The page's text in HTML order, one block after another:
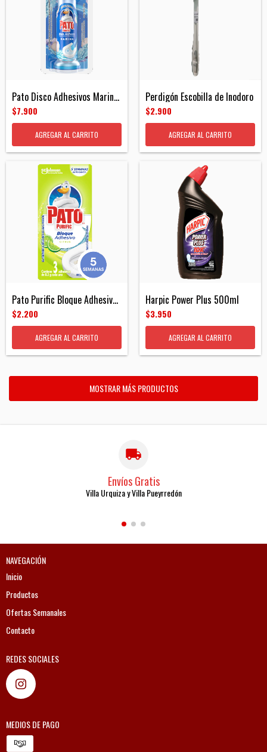
Pato Disco Adhesivos Marina Repuesto
$7.900
Perdigón Escobilla de Inodoro
$2.900
Pato Purific Bloque Adhesivo Citrus
$2.200
Harpic Power Plus 500ml
$3.950
MOSTRAR MÁS PRODUCTOS
Envíos Gratis
Villa Urquiza y Villa Pueyrredón
NAVEGACIÓN
Inicio
Productos
Ofertas Semanales
Contacto
REDES SOCIALES
MEDIOS DE PAGO